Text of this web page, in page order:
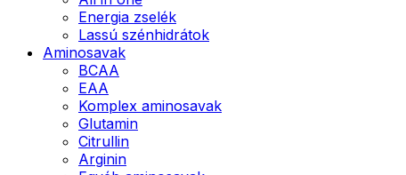
Energia zselék
Lassú szénhidrátok
Aminosavak
BCAA
EAA
Komplex aminosavak
Glutamin
Citrullin
Arginin